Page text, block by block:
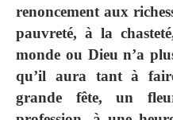
renoncement aux
pauvreté, à la
monde ou Dieu n’a
qu’il aura tant à
grande fête, un